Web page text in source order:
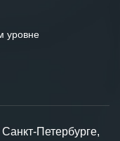
уровне
Петербурге,